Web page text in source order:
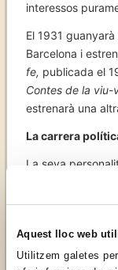
Aquest lloc web
Utilitzem galetes
interessos
El 1931
Barcelona i
fe, publicada el
Contes de la viu-
estrenarà una
La carrera
La seva
per comprendre
vells republicans
catalanista,